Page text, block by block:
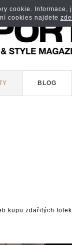
BLOG
kupu zdařilých
cookie.
cookies najdete